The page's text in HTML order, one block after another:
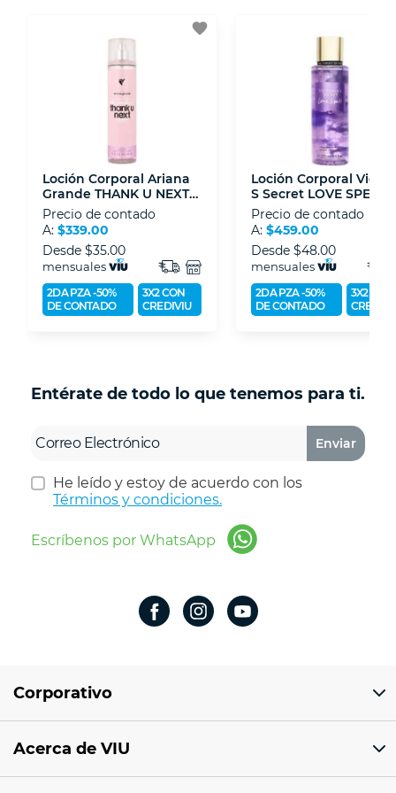
- Sello de confianza correspondiente,
disposiciones legales y Códigos de Ética de la
Asociación Mexicana de Internet (AIMX).
- Nos encontramos en la lista de socios Activos
de la Asociación de Internet.MX.
favorite
Loción Corporal Ariana
Grande THANK U NEXT
236 Ml
Precio de contado
A: $339.00
Desde $35.00
mensuales
2DA PZA -50%
DE CONTADO
3X2 CON
CREDIVIU
Loción Corporal
S Secret LOVE SPELL
LACE 250 Ml
Precio de contado
A: $459.00
Desde $48.00
mensuales
2DA PZA -50%
DE CONTADO
3X2 CON
Entérate de todo lo que tenemos para ti.
Enviar
He leído y estoy de acuerdo con los
Términos y condiciones.
Escríbenos por WhatsApp
Corporativo
Av 18 de marzo # 309. Colonia la Nogalera.
México
Acerca de VIU